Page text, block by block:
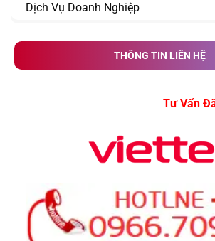
Dịch Vụ Doanh Nghiệp
THÔNG TIN LIÊN HỆ
Tư